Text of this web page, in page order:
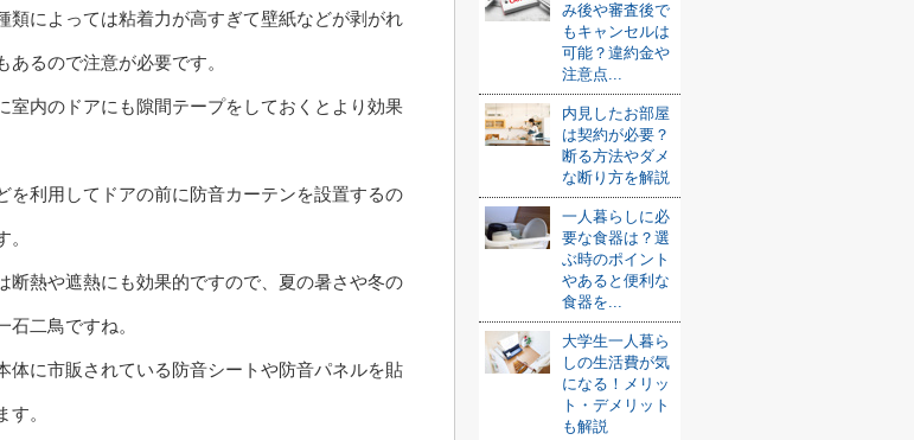
類によっては粘着力が高すぎて壁紙などが剥がれ
あるので注意が必要です。
室内のドアにも隙間テープをしておくとより効果
を利用してドアの前に防音カーテンを設置するの
。
断熱や遮熱にも効果的ですので、夏の暑さや冬の
石二鳥ですね。
体に市販されている防音シートや防音パネルを貼
す。
み後や審査後で
もキャンセルは
可能？違約金や
注意点...
内見したお部屋
は契約が必要？
断る方法やダメ
な断り方を解説
一人暮らしに必
要な食器は？選
ぶ時のポイント
やあると便利な
食器を...
大学生一人暮ら
しの生活費が気
になる！メリッ
ト・デメリット
も解説